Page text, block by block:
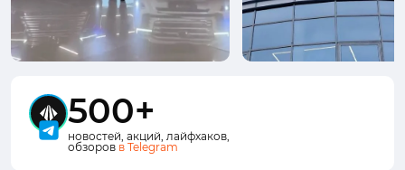
500+
новостей, акций, лайфхаков,
обзоров в Telegram